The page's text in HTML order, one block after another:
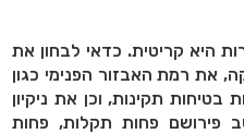
היא קריטית. כדאי לבחון את
את רמת האבזור הפנימי כגון
בטיחות תקינות, וכן את ניקיון
פירושם פחות תקלות, פחות